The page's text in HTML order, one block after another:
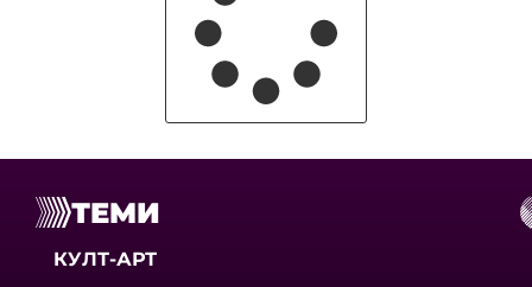
ТЕМИ
КУЛТ-АРТ